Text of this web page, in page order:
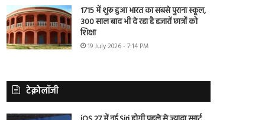
1715 में शुरू हुआ भारत का सबसे पुराना स्कूल,
300 साल बाद भी दे रहा है हजारों छात्रों को
शिक्षा
19 July 2026 - 7:14 PM
टेक्नोलॉजी